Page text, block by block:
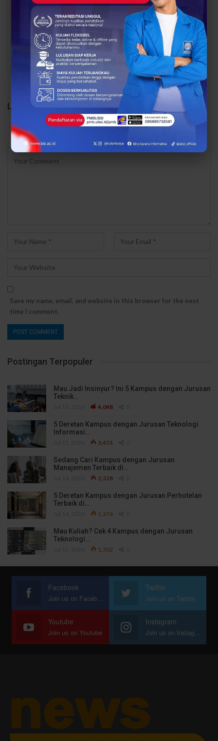
Menuju Digital, UBSI
Bantu Bank Sampah
Mawar Burangrang
Kelola…
Rupiah, UBSI Bantu
Bank Sampah Mawar
Burangrang Go Digital
Lewat…
NEXT
LEAVE A REPLY
Save my name, email, and website in this browser for the next
time I comment.
Postingan Terpopuler
Mau Jadi Insinyur? Ini 5 Kampus dengan Jurusan
Teknik…
4,048
5 Deretan Kampus dengan Jurusan Teknologi
Informasi…
3,451
Sedang Cari Kampus dengan Jurusan
Manajemen Terbaik di…
2,328
5 Deretan Kampus dengan Jurusan Perhotelan
Terbaik di…
1,376
Mau Kuliah? Cek 4 Kampus dengan Jurusan
Teknologi…
1,302
Facebook
Join us on Facebook
Twitter
Join us on Twitter
Youtube
Join us on Youtube
Instagram
Join us on Instagram